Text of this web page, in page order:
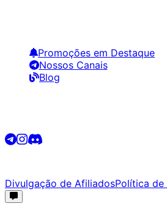
Promoções em Destaque
Nossos Canais
Blog
Divulgação de AfiliadosPolítica de